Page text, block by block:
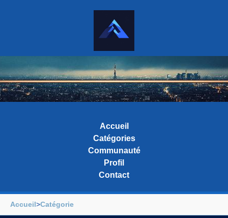
Accueil
Catégories
Communauté
Profil
Contact
Accueil>Catégorie